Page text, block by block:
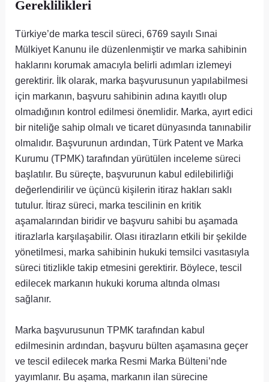
Gereklilikleri
Türkiye’de marka tescil süreci, 6769 sayılı Sınai
Mülkiyet Kanunu ile düzenlenmiştir ve marka sahibinin
haklarını korumak amacıyla belirli adımları izlemeyi
gerektirir. İlk olarak, marka başvurusunun yapılabilmesi
için markanın, başvuru sahibinin adına kayıtlı olup
olmadığının kontrol edilmesi önemlidir. Marka, ayırt edici
bir niteliğe sahip olmalı ve ticaret dünyasında tanınabilir
olmalıdır. Başvurunun ardından, Türk Patent ve Marka
Kurumu (TPMK) tarafından yürütülen inceleme süreci
başlatılır. Bu süreçte, başvurunun kabul edilebilirliği
değerlendirilir ve üçüncü kişilerin itiraz hakları saklı
tutulur. İtiraz süreci, marka tescilinin en kritik
aşamalarından biridir ve başvuru sahibi bu aşamada
itirazlarla karşılaşabilir. Olası itirazların etkili bir şekilde
yönetilmesi, marka sahibinin hukuki temsilci vasıtasıyla
süreci titizlikle takip etmesini gerektirir. Böylece, tescil
edilecek markanın hukuki koruma altında olması
sağlanır.
Marka başvurusunun TPMK tarafından kabul
edilmesinin ardından, başvuru bülten aşamasına geçer
ve tescil edilecek marka Resmi Marka Bülteni’nde
yayımlanır. Bu aşama, markanın ilan sürecine